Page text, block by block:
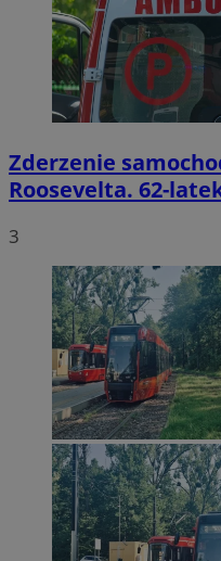
Zderzenie
Roosevelta. 62-
3